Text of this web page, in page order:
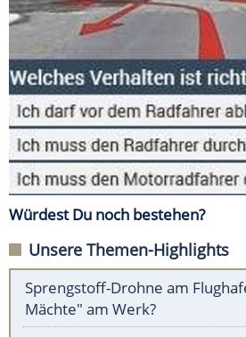
Würdest Du noch bestehen?
Unsere Themen-Highlights
Sprengstoff-Drohne am
Mächte" am Werk?